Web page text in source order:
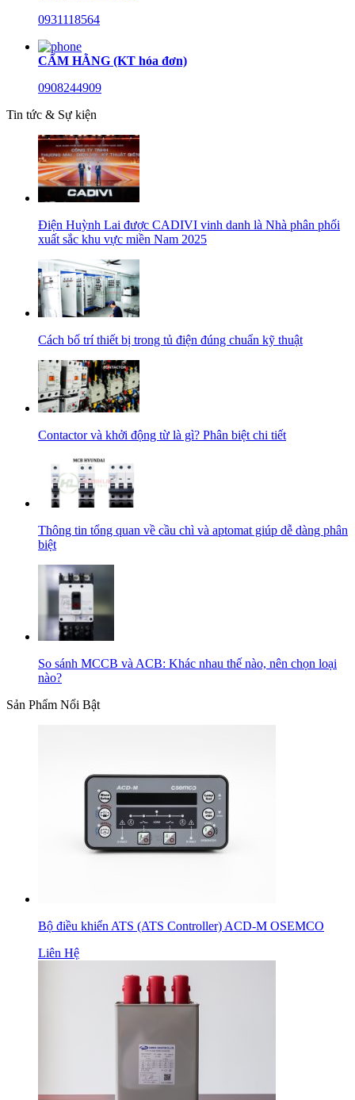
0931118564
CẨM HẰNG (KT hóa đơn)
0908244909
Tin tức & Sự kiện
Điện Huỳnh Lai được CADIVI vinh danh là Nhà phân phối
xuất sắc khu vực miền Nam 2025
Cách bố trí thiết bị trong tủ điện đúng chuẩn kỹ thuật
Contactor và khởi động từ là gì? Phân biệt chi tiết
Thông tin tổng quan về cầu chì và aptomat giúp dễ dàng phân
biệt
So sánh MCCB và ACB: Khác nhau thế nào, nên chọn loại
nào?
Sản Phẩm Nổi Bật
Bộ điều khiển ATS (ATS Controller) ACD-M OSEMCO
Liên Hệ